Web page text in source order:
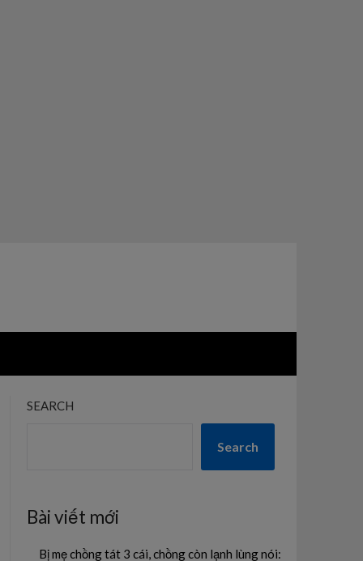
SEARCH
Search
Bài viết mới
Bị mẹ chồng tát 3 cái, chồng còn lạnh lùng nói: